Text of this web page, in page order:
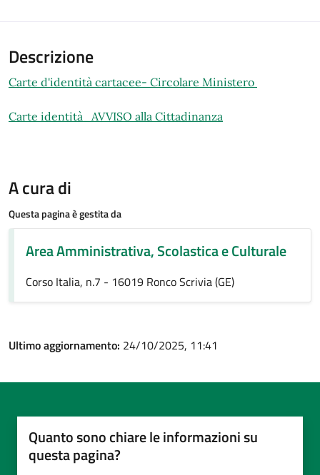
Descrizione
Carte d'identità cartacee- Circolare Ministero
Carte identità_AVVISO alla Cittadinanza
A cura di
Questa pagina è gestita da
Area Amministrativa, Scolastica e Culturale
Corso Italia, n.7 - 16019 Ronco Scrivia (GE)
Ultimo aggiornamento: 24/10/2025, 11:41
Quanto sono chiare le informazioni su
questa pagina?